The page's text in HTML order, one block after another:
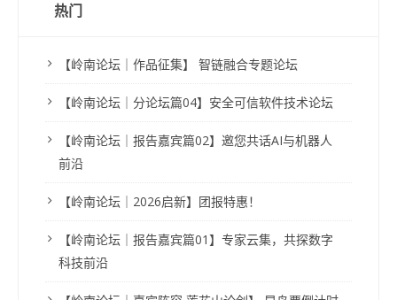
热门
【岭南论坛｜作品征集】 智链融合专题论坛
【岭南论坛｜分论坛篇04】安全可信软件技术论坛
【岭南论坛｜报告嘉宾篇02】邀您共话AI与机器人
前沿
【岭南论坛｜2026启新】团报特惠！
【岭南论坛｜报告嘉宾篇01】专家云集，共探数字
科技前沿